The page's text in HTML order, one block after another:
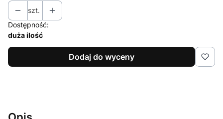
szt.
Dostępność:
duża ilość
Dodaj do wyceny